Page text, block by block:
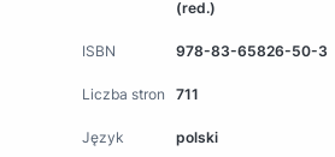
(red.)
ISBN 978-83-65826-50-3
Liczba stron 711
Język polski